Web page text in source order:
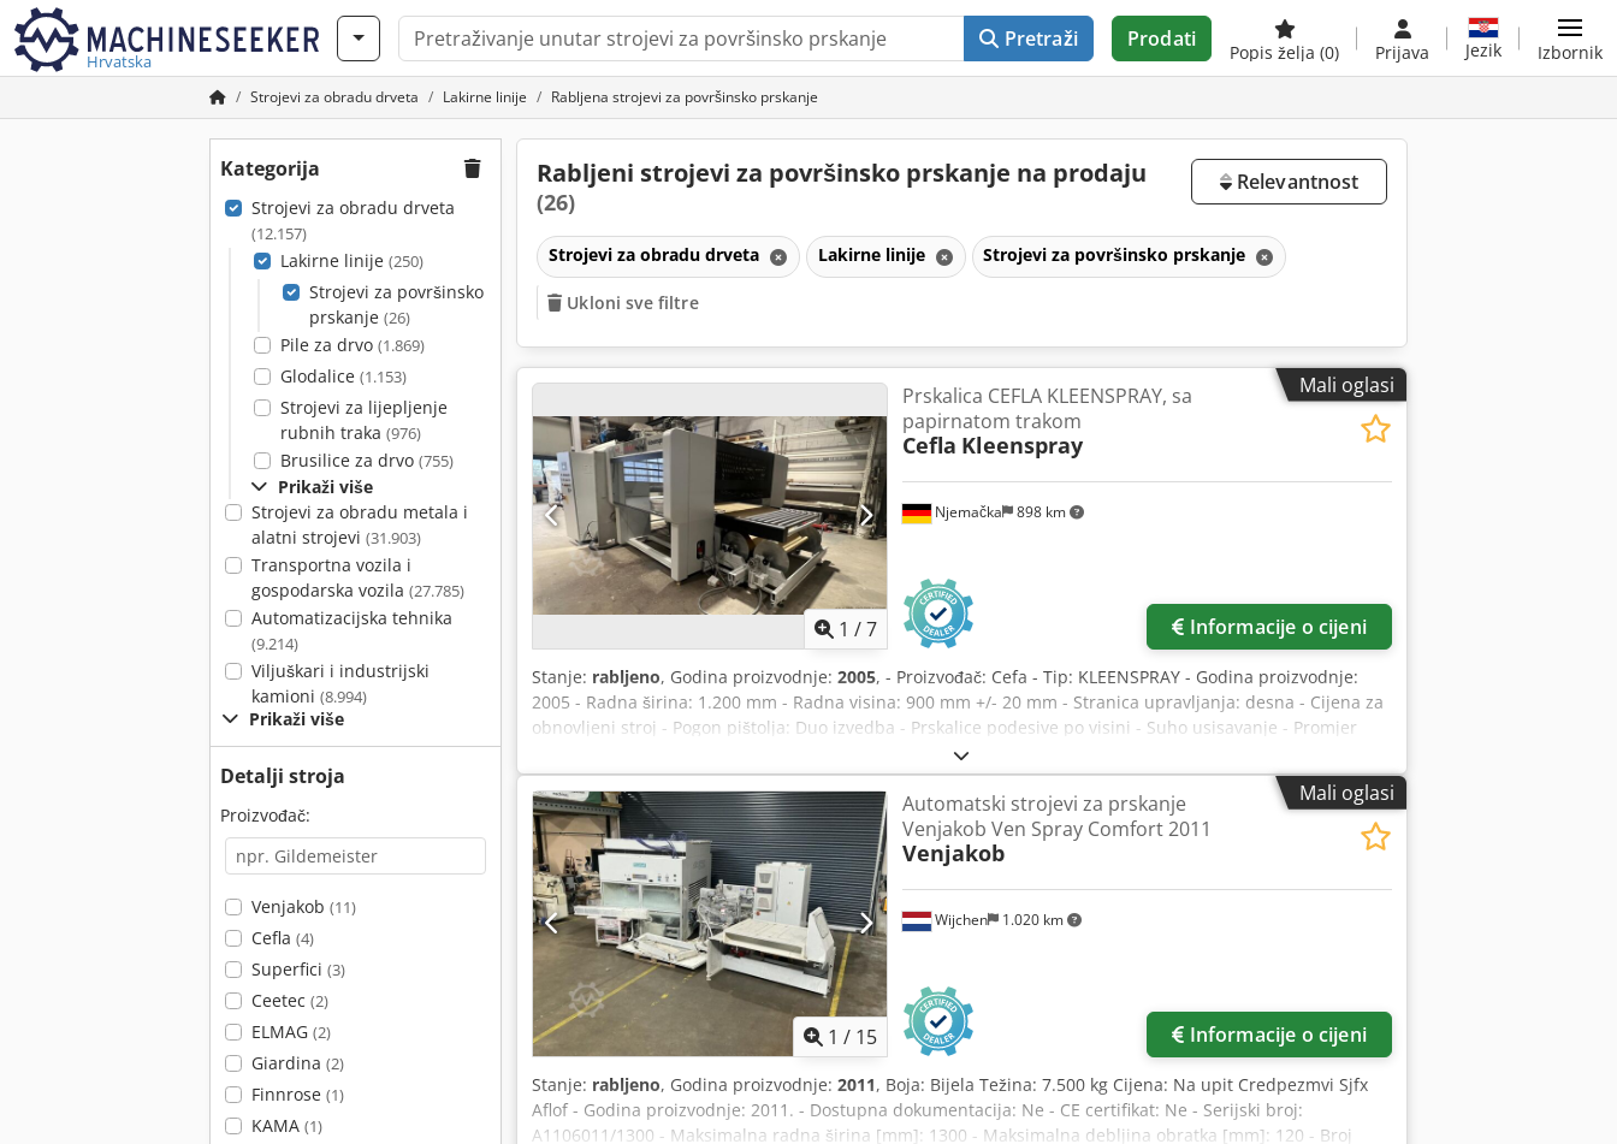
Hrvatska
Pretraži Prodati
Popis želja (0) Prijava Jezik Izbornik
Strojevi za obradu drveta Lakirne linije Rabljena strojevi za površinsko prskanje
Kategorija
Strojevi za obradu drveta
(12.157)
Lakirne linije (250)
Strojevi za površinsko
prskanje (26)
Pile za drvo (1.869)
Glodalice (1.153)
Strojevi za lijepljenje
rubnih traka (976)
Brusilice za drvo (755)
Prikaži više
Strojevi za obradu metala i
alatni strojevi (31.903)
Transportna vozila i
gospodarska vozila (27.785)
Automatizacijska tehnika
(9.214)
Viljuškari i industrijski
kamioni (8.994)
Prikaži više
Detalji stroja
Proizvođač:
Venjakob (11)
Cefla (4)
Superfici (3)
Ceetec (2)
ELMAG (2)
Giardina (2)
Finnrose (1)
KAMA (1)
Rabljeni strojevi za površinsko prskanje na prodaju
(26)
Relevantnost
Strojevi za obradu drveta Lakirne linije Strojevi za površinsko prskanje
Ukloni sve filtre
Mali oglasi
1 /7
Njemačka 898 km
Prskalica CEFLA KLEENSPRAY, sa
papirnatom trakom
Cefla Kleenspray
Informacije o cijeni
Stanje: rabljeno, Godina proizvodnje: 2005, - Proizvođač: Cefa - Tip: KLEENSPRAY - Godina proizvodnje:
2005 - Radna širina: 1.200 mm - Radna visina: 900 mm +/- 20 mm - Stranica upravljanja: desna - Cijena za
obnovljeni stroj - Pogon pištolja: Duo izvedba - Prskalice podesive po visini - Suho usisavanje - Promjer
usisnog priključka: 490 x 350 mm - Izdašnost odzračivanja: ~ 6.500 m³/h - Transportni sustav papirnate
trake - Brzina pomaka, bezstupnjeasto podesiva: 1,5 - 7 m/min - PLC upravljanje s dodirnim zaslonom -
Broj ugrađenih prskalica: 4 kom. Csdpfx Afexnbhvsljrf - Broj lakirnih pumpi: 1 kom. - Pogodno za lakove na
bazi otapala - Pogodno za lakove na bazi vode - Duljina: 4.300 mm - Širina: 3.360 mm + 1850 mm - Visina:
2.700 mm - Ukupna priključna snaga: ~ 7,1 kW / 28,6 A - Volt, Hz: 400 / 50 - Lokacija: na skladištu -
Maksimalne fluktuacije napona: +/- 5 % _____ Opcionalno, možemo vam ponuditi i ponudu za montažu i
puštanje u rad sustava, kao i obuku osoblja. Po želji, nudimo i redovito održavanje i servis stroja. Za
dodatne informacije, slobodno nas kontaktirajte!
Mali oglasi
1 / 15
Wijchen 1.020 km
Automatski strojevi za prskanje
Venjakob Ven Spray Comfort 2011
Venjakob
Informacije o cijeni
Stanje: rabljeno, Godina proizvodnje: 2011, Boja: Bijela Težina: 7.500 kg Cijena: Na upit Credpezmvi Sjfx
Aflof - Godina proizvodnje: 2011. - Dostupna dokumentacija: Ne - CE certifikat: Ne - Serijski broj:
A1106011/1300 - Maksimalna radna širina [mm]: 1300 - Maksimalna debljina obratka [mm]: 120 - Broj